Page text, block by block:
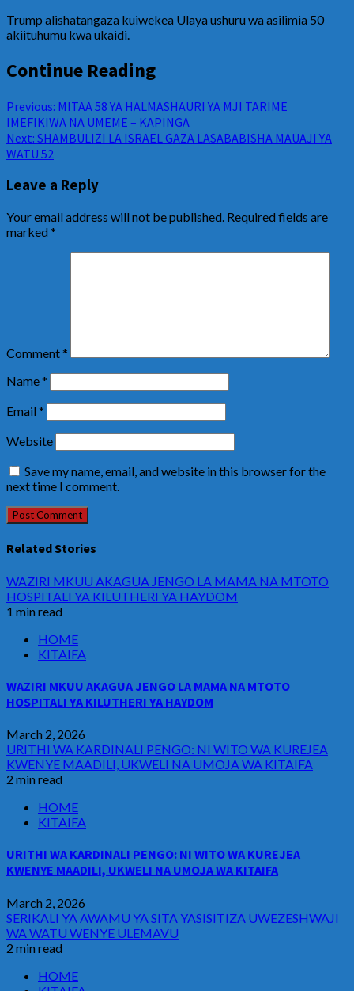
Trump alishatangaza kuiwekea Ulaya ushuru wa asilimia 50
akiituhumu kwa ukaidi.
Continue Reading
Previous: MITAA 58 YA HALMASHAURI YA MJI TARIME
IMEFIKIWA NA UMEME – KAPINGA
Next: SHAMBULIZI LA ISRAEL GAZA LASABABISHA MAUAJI YA
WATU 52
Leave a Reply
Your email address will not be published. Required fields are
marked*
Comment*
Name*
Email*
Website
Save my name, email, and website in this browser for the
next time I comment.
Related Stories
WAZIRI MKUU AKAGUA JENGO LA MAMA NA MTOTO
HOSPITALI YA KILUTHERI YA HAYDOM
1 min read
HOME
KITAIFA
WAZIRI MKUU AKAGUA JENGO LA MAMA NA MTOTO
HOSPITALI YA KILUTHERI YA HAYDOM
March 2, 2026
URITHI WA KARDINALI PENGO: NI WITO WA KUREJEA
KWENYE MAADILI, UKWELI NA UMOJA WA KITAIFA
2 min read
HOME
KITAIFA
URITHI WA KARDINALI PENGO: NI WITO WA KUREJEA
KWENYE MAADILI, UKWELI NA UMOJA WA KITAIFA
March 2, 2026
SERIKALI YA AWAMU YA SITA YASISITIZA UWEZESHWAJI
WA WATU WENYE ULEMAVU
2 min read
HOME